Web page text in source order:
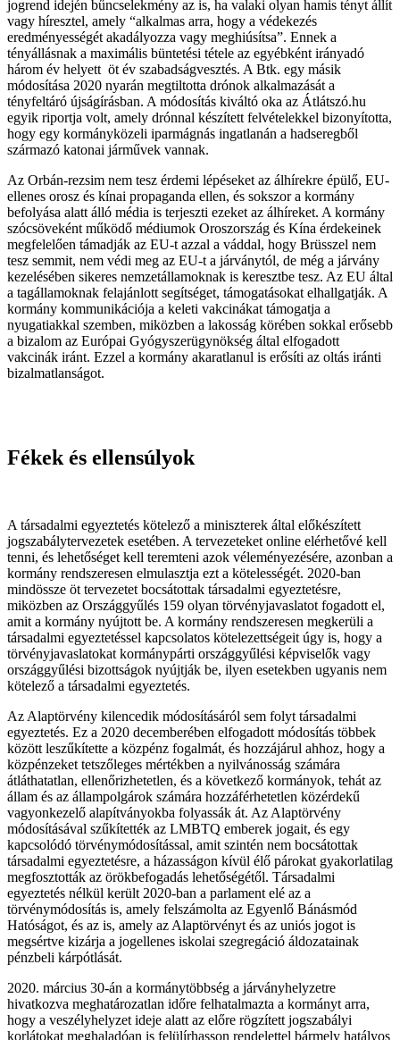
jogrend idején bűncselekmény az is, ha valaki olyan hamis tényt állít
vagy híresztel, amely “alkalmas arra, hogy a védekezés
eredményességét akadályozza vagy meghiúsítsa”. Ennek a
tényállásnak a maximális büntetési tétele az egyébként irányadó
három év helyett öt év szabadságvesztés. A Btk. egy másik
módosítása 2020 nyarán megtiltotta drónok alkalmazását a
tényfeltáró újságírásban. A módosítás kiváltó oka az Átlátszó.hu
egyik riportja volt, amely drónnal készített felvételekkel bizonyította,
hogy egy kormányközeli iparmágnás ingatlanán a hadseregből
származó katonai járművek vannak.
Az Orbán-rezsim nem tesz érdemi lépéseket az álhírekre épülő, EU-
ellenes orosz és kínai propaganda ellen, és sokszor a kormány
befolyása alatt álló média is terjeszti ezeket az álhíreket. A kormány
szócsöveként működő médiumok Oroszország és Kína érdekeinek
megfelelően támadják az EU-t azzal a váddal, hogy Brüsszel nem
tesz semmit, nem védi meg az EU-t a járványtól, de még a járvány
kezelésében sikeres nemzetállamoknak is keresztbe tesz. Az EU által
a tagállamoknak felajánlott segítséget, támogatásokat elhallgatják. A
kormány kommunikációja a keleti vakcinákat támogatja a
nyugatiakkal szemben, miközben a lakosság körében sokkal erősebb
a bizalom az Európai Gyógyszerügynökség által elfogadott
vakcinák iránt. Ezzel a kormány akaratlanul is erősíti az oltás iránti
bizalmatlanságot.
Fékek és ellensúlyok
A társadalmi egyeztetés kötelező a miniszterek által előkészített
jogszabálytervezetek esetében. A tervezeteket online elérhetővé kell
tenni, és lehetőséget kell teremteni azok véleményezésére, azonban a
kormány rendszeresen elmulasztja ezt a kötelességét. 2020-ban
mindössze öt tervezetet bocsátottak társadalmi egyeztetésre,
miközben az Országgyűlés 159 olyan törvényjavaslatot fogadott el,
amit a kormány nyújtott be. A kormány rendszeresen megkerüli a
társadalmi egyeztetéssel kapcsolatos kötelezettségeit úgy is, hogy a
törvényjavaslatokat kormánypárti országgyűlési képviselők vagy
országgyűlési bizottságok nyújtják be, ilyen esetekben ugyanis nem
kötelező a társadalmi egyeztetés.
Az Alaptörvény kilencedik módosításáról sem folyt társadalmi
egyeztetés. Ez a 2020 decemberében elfogadott módosítás többek
között leszűkítette a közpénz fogalmát, és hozzájárul ahhoz, hogy a
közpénzeket tetszőleges mértékben a nyilvánosság számára
átláthatatlan, ellenőrizhetetlen, és a következő kormányok, tehát az
állam és az állampolgárok számára hozzáférhetetlen közérdekű
vagyonkezelő alapítványokba folyassák át. Az Alaptörvény
módosításával szűkítették az LMBTQ emberek jogait, és egy
kapcsolódó törvénymódosítással, amit szintén nem bocsátottak
társadalmi egyeztetésre, a házasságon kívül élő párokat gyakorlatilag
megfosztották az örökbefogadás lehetőségétől. Társadalmi
egyeztetés nélkül került 2020-ban a parlament elé az a
törvénymódosítás is, amely felszámolta az Egyenlő Bánásmód
Hatóságot, és az is, amely az Alaptörvényt és az uniós jogot is
megsértve kizárja a jogellenes iskolai szegregáció áldozatainak
pénzbeli kárpótlását.
2020. március 30-án a kormánytöbbség a járványhelyzetre
hivatkozva meghatározatlan időre felhatalmazta a kormányt arra,
hogy a veszélyhelyzet ideje alatt az előre rögzített jogszabályi
korlátokat meghaladóan is felülírhasson rendelettel bármely hatályos